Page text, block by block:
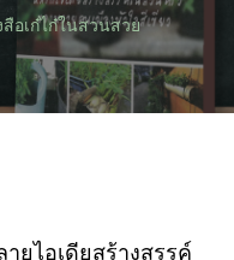
อเก๋ไก๋ในสวนสวย
ยไอเดียสร้างสรรค์